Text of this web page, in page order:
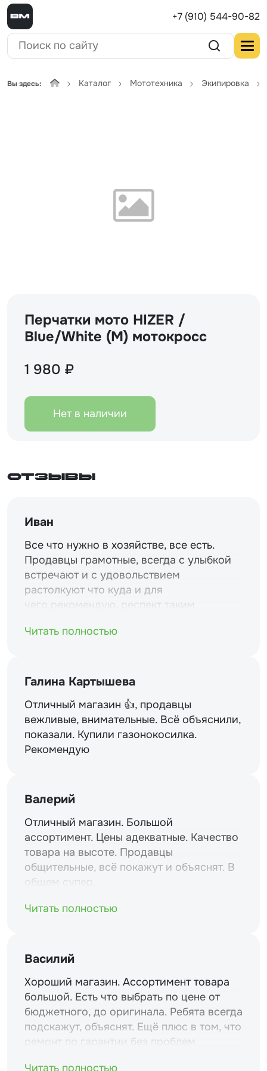
+7 (910) 544-90-82
Вы здесь: Каталог Мототехника Экипировка
Перчатки мото HIZER /
Blue/White (M) мотокросс
1 980 ₽
Нет в наличии
Отзывы
Иван
Все что нужно в хозяйстве, все есть.
Продавцы грамотные, всегда с улыбкой
встречают и с удовольствием
растолкуют что куда и для
чего.рекомендую. респект таким
Читать полностью
Галина Картышева
Отличный магазин 👍, продавцы
вежливые, внимательные. Всё объяснили,
показали. Купили газонокосилка.
Рекомендую
Валерий
Отличный магазин. Большой
ассортимент. Цены адекватные. Качество
товара на высоте. Продавцы
общительные, всё покажут и объяснят. В
общем супер.
Читать полностью
Василий
Хороший магазин. Ассортимент товара
большой. Есть что выбрать по цене от
бюджетного, до оригинала. Ребята всегда
подскажут, объяснят. Ещё плюс в том, что
ремонт по гарантии без проблем.
Читать полностью